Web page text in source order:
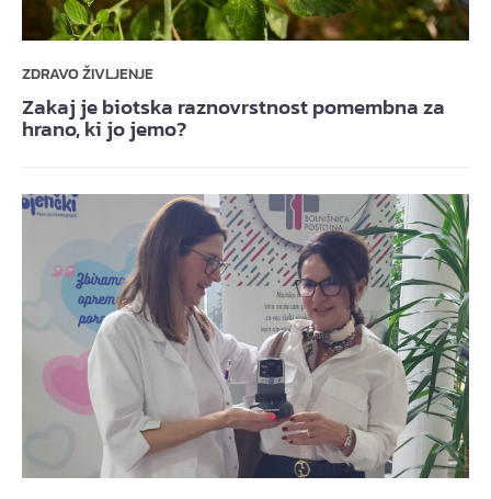
ZDRAVO ŽIVLJENJE
Zakaj je biotska raznovrstnost pomembna za
hrano, ki jo jemo?